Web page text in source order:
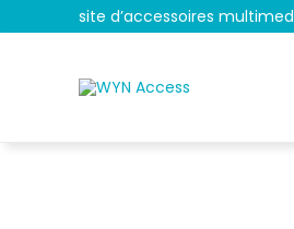
site d’accessoires